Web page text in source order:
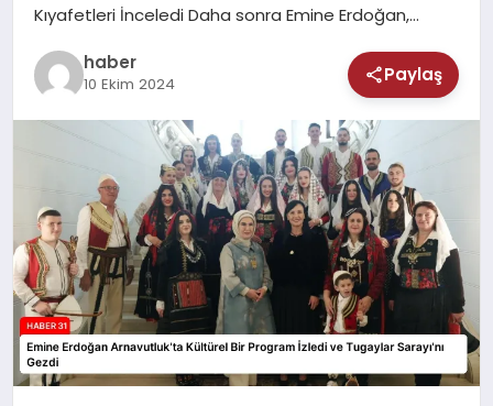
Kıyafetleri İnceledi Daha sonra Emine Erdoğan,…
haber
10 Ekim 2024 Paylaş